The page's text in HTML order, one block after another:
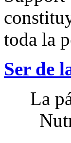
toda la
Ser de
La